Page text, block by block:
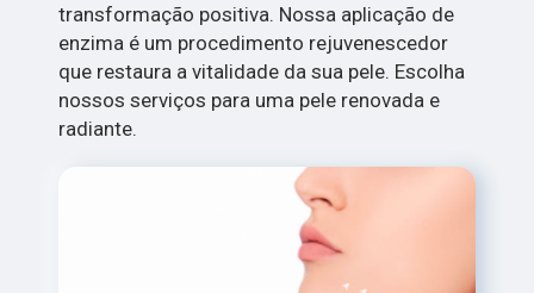
transformação positiva. Nossa aplicação de
enzima é um procedimento rejuvenescedor
que restaura a vitalidade da sua pele. Escolha
nossos serviços para uma pele renovada e
radiante.